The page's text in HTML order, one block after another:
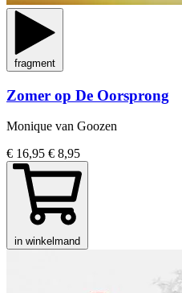
fragment
Zomer op De Oorsprong
Monique van Goozen
€ 16,95 € 8,95
in winkelmand